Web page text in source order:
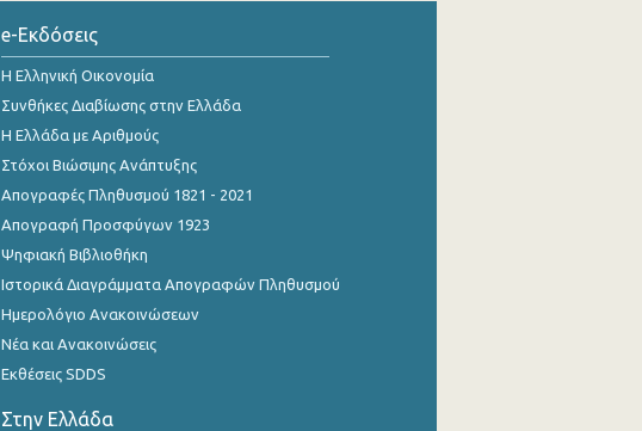
e-Εκδόσεις
Η Ελληνική Οικονομία
Συνθήκες Διαβίωσης στην Ελλάδα
Η Ελλάδα με Αριθμούς
Στόχοι Βιώσιμης Ανάπτυξης
Απογραφές Πληθυσμού 1821 - 2021
Απογραφή Προσφύγων 1923
Ψηφιακή Βιβλιοθήκη
Ιστορικά Διαγράμματα Απογραφών Πληθυσμού
Ημερολόγιο Ανακοινώσεων
Νέα και Ανακοινώσεις
Εκθέσεις SDDS
Στην Ελλάδα